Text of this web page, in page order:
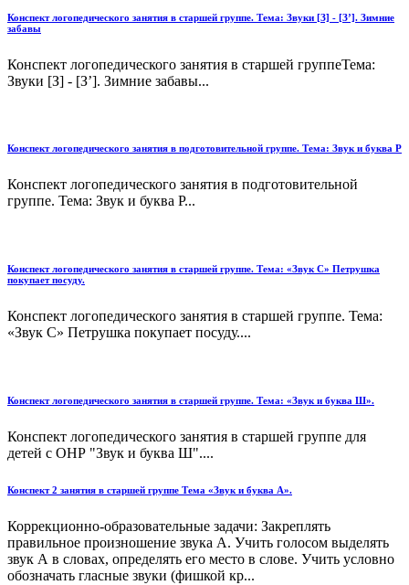
Конспект логопедического занятия в старшей группе. Тема: Звуки [З] - [З’]. Зимние
забавы
Конспект логопедического занятия в старшей группеТема:
Звуки [З] - [З’]. Зимние забавы...
Конспект логопедического занятия в подготовительной группе. Тема: Звук и буква Р
Конспект логопедического занятия в подготовительной
группе. Тема: Звук и буква Р...
Конспект логопедического занятия в старшей группе. Тема: «Звук С» Петрушка
покупает посуду.
Конспект логопедического занятия в старшей группе. Тема:
«Звук С» Петрушка покупает посуду....
Конспект логопедического занятия в старшей группе. Тема: «Звук и буква Ш».
Конспект логопедического занятия в старшей группе для
детей с ОНР "Звук и буква Ш"....
Конспект 2 занятия в старшей группе Тема «Звук и буква А».
Коррекционно-образовательные задачи: Закреплять
правильное произношение звука А. Учить голосом выделять
звук А в словах, определять его место в слове. Учить условно
обозначать гласные звуки (фишкой кр...